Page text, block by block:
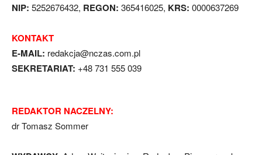
NIP: 5252676432, REGON: 365416025, KRS: 0000637269
KONTAKT
E-MAIL: redakcja@nczas.com.pl
SEKRETARIAT: +48 731 555 039
REDAKTOR NACZELNY:
dr Tomasz Sommer